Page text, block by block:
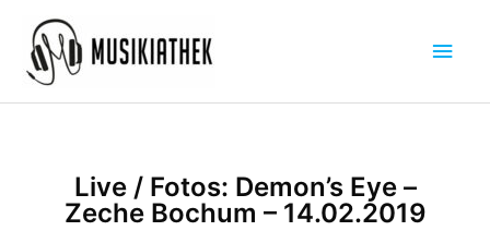
Inhalt
springen
Live / Fotos: Demon’s Eye –
Zeche Bochum – 14.02.2019